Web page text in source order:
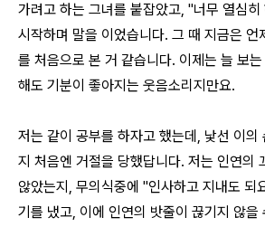
가려고 하는 그녀를 붙잡았고, "너무 열심
시작하며 말을 이었습니다. 그 때 지금은 언
를 처음으로 본 거 같습니다. 이제는 늘 보
해도 기분이 좋아지는 웃음소리지만요.
저는 같이 공부를 하자고 했는데, 낯선 이의
지 처음엔 거절을 당했답니다. 저는 인연의
않았는지, 무의식중에 "인사하고 지내도 되
기를 냈고, 이에 인연의 밧줄이 끊기지 않을